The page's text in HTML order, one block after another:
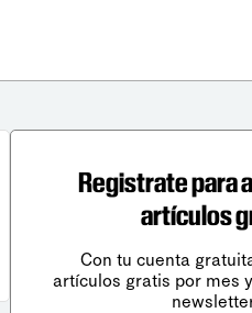
Registrate para
artículos
Con tu cuenta
artículos gratis por mes